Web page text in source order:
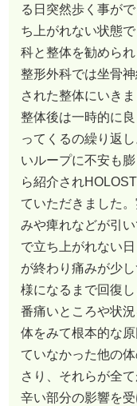
る日突然歩く事が
ち上がれない状態
科と整体を勧められ
整形外科では坐骨
された整体にいきま
整体後は一時的に
ってくるの繰り返
いループに不安も
ら紹介され
ていただきました
みや痺れなどが引
で立ち上がれない
が終わり痛みが少
様になるまで回復
番痛いところや状
体をみて根本的な
ていなかった他の
さり、それらが全
辛い部分の影響を